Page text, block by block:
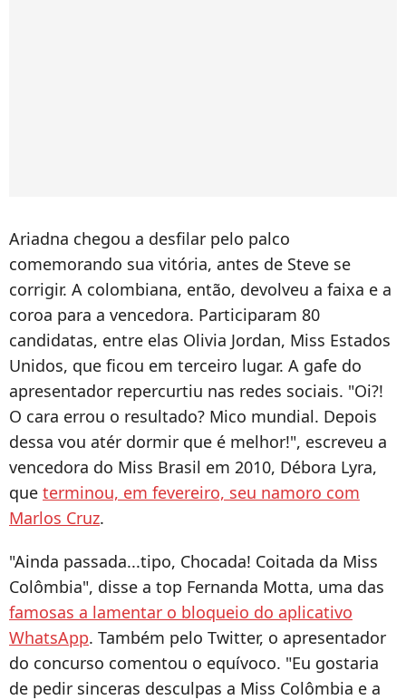
Ariadna chegou a desfilar pelo palco
comemorando sua vitória, antes de Steve se
corrigir. A colombiana, então, devolveu a faixa e a
coroa para a vencedora. Participaram 80
candidatas, entre elas Olivia Jordan, Miss Estados
Unidos, que ficou em terceiro lugar. A gafe do
apresentador repercurtiu nas redes sociais. "Oi?!
O cara errou o resultado? Mico mundial. Depois
dessa vou atér dormir que é melhor!", escreveu a
vencedora do Miss Brasil em 2010, Débora Lyra,
que terminou, em fevereiro, seu namoro com
Marlos Cruz.
"Ainda passada...tipo, Chocada! Coitada da Miss
Colômbia", disse a top Fernanda Motta, uma das
famosas a lamentar o bloqueio do aplicativo
WhatsApp. Também pelo Twitter, o apresentador
do concurso comentou o equívoco. "Eu gostaria
de pedir sinceras desculpas a Miss Colômbia e a